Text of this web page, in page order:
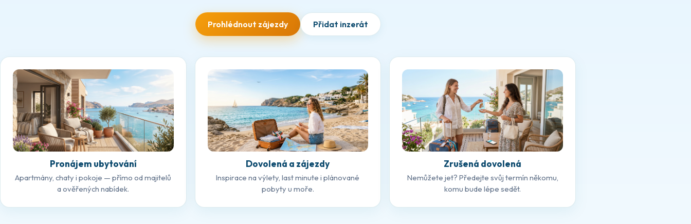
Prohlédnout zájezdy Přidat inzerát
Pronájem ubytování
Apartmány, chaty i pokoje — přímo od majitelů
a ověřených nabídek.
Dovolená a zájezdy
Inspirace na výlety, last minute i plánované
pobyty u moře.
Zrušená dovolená
Nemůžete jet? Předejte svůj termín někomu,
komu bude lépe sedět.